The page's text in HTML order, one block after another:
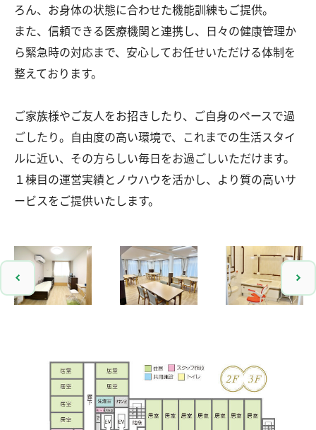
ろん、お身体の状態に合わせた機能訓練もご提供。
また、信頼できる医療機関と連携し、日々の健康管理か
ら緊急時の対応まで、安心してお任せいただける体制を
整えております。
ご家族様やご友人をお招きしたり、ご自身のペースで過
ごしたり。自由度の高い環境で、これまでの生活スタイ
ルに近い、その方らしい毎日をお過ごしいただけます。
１棟目の運営実績とノウハウを活かし、より質の高いサ
ービスをご提供いたします。